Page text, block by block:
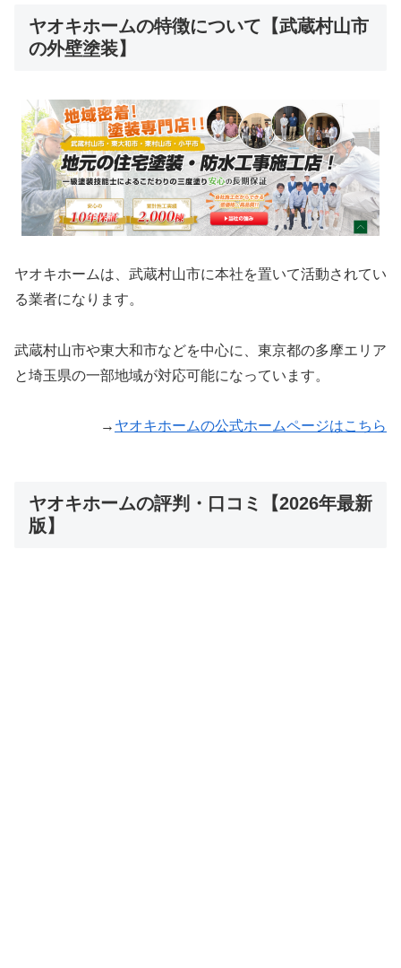
ヤオキホームの特徴について【武蔵村山市
の外壁塗装】
ヤオキホームは、武蔵村山市に本社を置いて活動されてい
る業者になります。
武蔵村山市や東大和市などを中心に、東京都の多摩エリア
と埼玉県の一部地域が対応可能になっています。
→ ヤオキホームの公式ホームページはこちら
ヤオキホームの評判・口コミ【2026年最新
版】